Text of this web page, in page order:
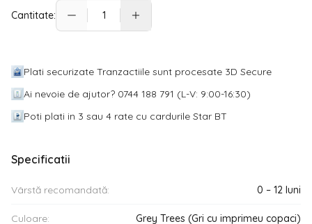
Cantitate:
Plati securizate Tranzactiile sunt procesate 3D Secure
Ai nevoie de ajutor? 0744 188 791 (L-V: 9:00-16:30)
Poti plati in 3 sau 4 rate cu cardurile Star BT
Specificatii
Vârstă recomandată: 0 – 12 luni
Culoare: Grey Trees (Gri cu imprimeu copaci)